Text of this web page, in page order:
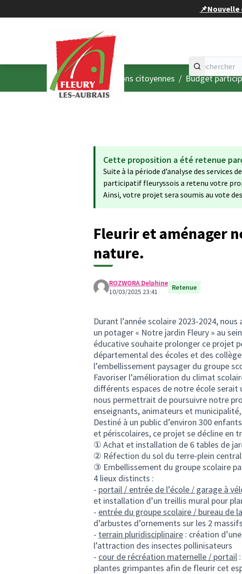
AccueilMenu principal
/ Consultations citoyennes / Budget
Cette proposition a été retenue
Suite à la période d’analyse des services
participatif fleuryssois a retenu votre
Ainsi, votre projet sera soumis au vote
Fleurir et aménager
nature.
ROZWORA Delphine
10/03/2025 23:41
Retenue
Durant l’année scolaire 2023-2024,
un potager « Notre jardin Fleury » au
éducative souhaite prolonger ce projet
départemental des écoles et des
l’embellissement paysager du groupe
Favoriser l’amélioration du climat
différents espaces de notre école
nous permettrait de poursuivre notre
enseignants, animateurs et
Destiné à un public d’environ 300
et périscolaires, ce projet se décline en
① Achat et installation de 6 tables de
② Réfection du sol du terre-plein
③ Embellissement du groupe scolaire
4 lieux distincts :
- portail / entrée de l’école / garage à
et installation d’un treillis mural pour
- entrée du groupe scolaire / bureau de
d’arbustes d’ornements sur les 2 massifs
- terrain pluridisciplinaire : création
l’attraction des insectes pollinisateurs
- cour de récréation maternelle / portail
plantes grimpantes afin de fleurir cet